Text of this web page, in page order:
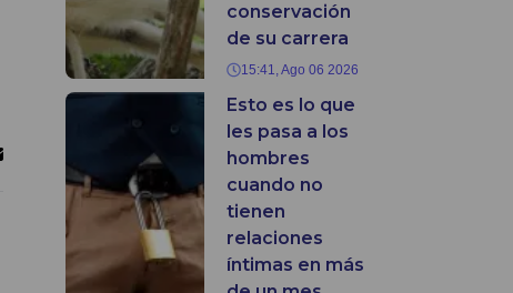
conservación
de su carrera
15:41, Ago 06 2026
Esto es lo que
les pasa a los
hombres
cuando no
tienen
relaciones
íntimas en más